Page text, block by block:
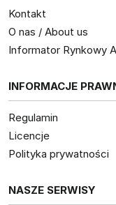
Kontakt
O nas / About us
Informator Rynkowy
INFORMACJE
Regulamin
Licencje
Polityka prywatności
NASZE SERWISY